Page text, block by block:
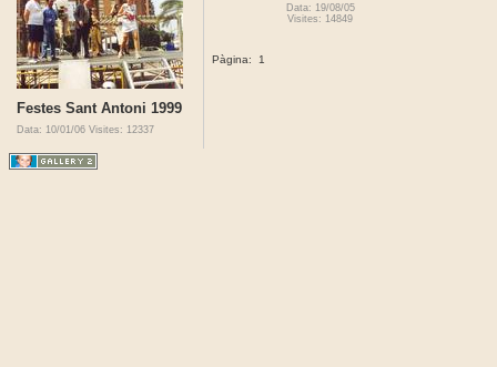
Festes Sant Antoni 1999
Data: 10/01/06 Visites: 12337
Data: 19/08/05
Visites: 14849
Pàgina: 1